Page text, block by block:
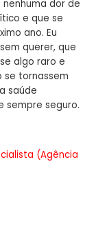
dor de
e que se
ano. Eu
querer, que
algo raro e
se tornassem
saúde
sempre seguro.
(Agência